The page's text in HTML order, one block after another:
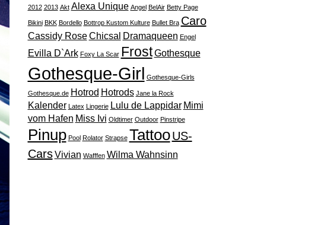
2012 2013 Akt Alexa Unique Angel BelAir Betty Page
Bikini BKK Bordello Bottrop Kustom Kulture Bullet Bra Caro
Cassidy RoseChicsal Dramaqueen Engel
Evilla D`Ark Foxy La Scar FrostGothesque
Gothesque-Girl Gothesque-Girls
Gothesque.de Hotrod Hotrods Jane la Rock
Kalender Latex Lingerie Lulu de Lappidar Mimi
vom Hafen Miss Ivi Oldtimer Outdoor Pinstripe
Pinup Pool Rolator Strapse Tattoo US-
CarsVivian Wafffen Wilma Wahnsinn